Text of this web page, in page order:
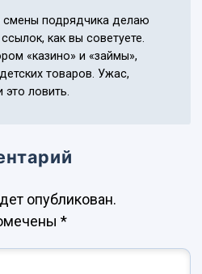
смены подрядчика делаю
как вы советуете.
«казино» и «займы»,
товаров. Ужас,
это ловить.
опубликован.
*